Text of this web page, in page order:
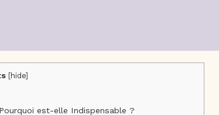
[hide]
est-elle Indispensable ?